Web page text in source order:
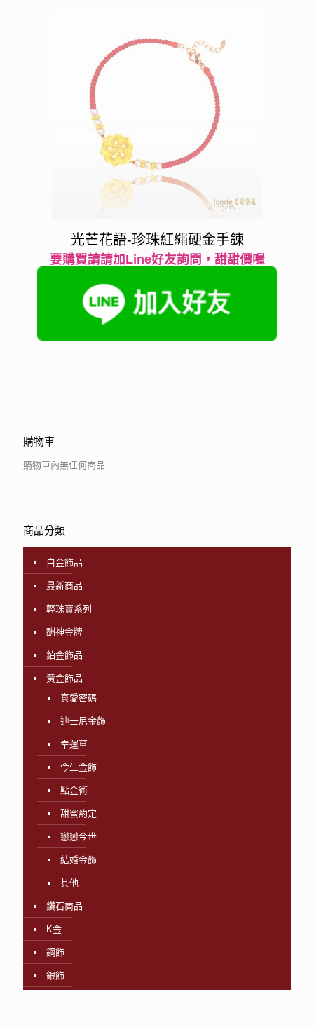
光芒花語-珍珠紅繩硬金手鍊
要購買請請加Line好友詢問，甜甜價喔
購物車
購物車內無任何商品
商品分類
白金飾品
最新商品
輕珠寶系列
酬神金牌
鉑金飾品
黃金飾品
真愛密碼
迪士尼金飾
幸運草
今生金飾
點金術
甜蜜約定
戀戀今世
結婚金飾
其他
鑽石商品
K金
鋼飾
銀飾